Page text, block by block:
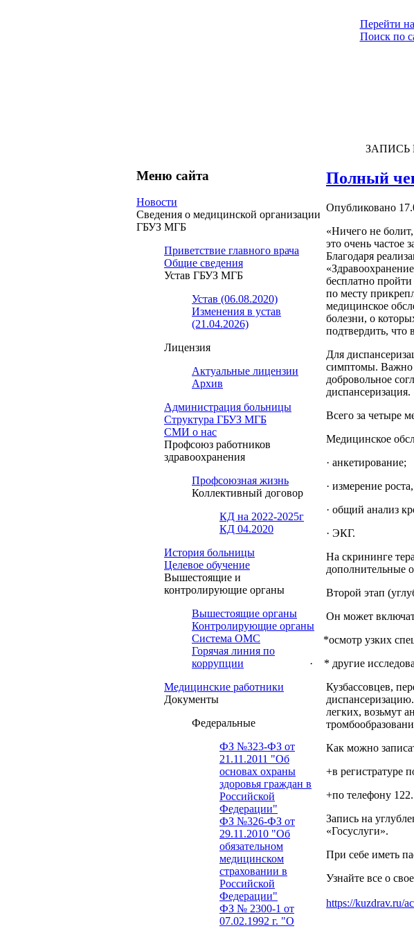
Перейти
Поиск по
ЗАПИСЬ
Меню сайта
Новости
Сведения о медицинской организации
ГБУЗ МГБ
Приветствие главного врача
Общие сведения
Устав ГБУЗ МГБ
Устав (06.08.2020)
Изменения в устав
(21.04.2026)
Лицензия
Актуальные лицензии
Архив
Администрация больницы
Структура ГБУЗ МГБ
СМИ о нас
Профсоюз работников
здравоохранения
Профсоюзная жизнь
Коллективный договор
КД на 2022-2025г
КД 04.2020
История больницы
Целевое обучение
Вышестоящие и
контролирующие органы
Вышестоящие органы
Контролирующие органы
Система ОМС
Горячая линия по
коррупции
Медицинские работники
Документы
Федеральные
ФЗ №323-ФЗ от
21.11.2011 "Об
основах охраны
здоровья граждан в
Российской
Федерации"
ФЗ №326-ФЗ от
29.11.2010 "Об
обязательном
медицинском
страховании в
Российской
Федерации"
ФЗ № 2300-1 от
07.02.1992 г. "О
Полный
Опубликовано
«Ничего не
это очень частое
Благодаря
бесплатно
по месту
медицинское
болезни, о
подтвердить, что
Для
симптомы. Важно
добровольное
диспансеризация.
Всего за четыре
Медицинское
· анкетирование;
· измерение
· общий анализ
· ЭКГ.
На скрининге
дополнительные
Второй этап
Он может
*осмотр узких
· * другие
Кузбассовцев,
легких, возьмут
Как можно
+в регистратуре
+по телефону 122.
Запись на
«Госуслуги».
При себе иметь
Узнайте все о
https://kuzdrav.ru/